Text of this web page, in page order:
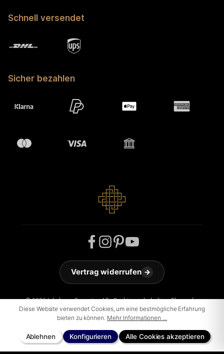
Schnell versendet
Sicher bezahlen
© 2026 Jakobson Carpets - Alle Rechte vorbehalten. Theme by
ThemeWare®
Vertrag widerrufen →
Diese Website verwendet Cookies, um eine bestmögliche Erfahrung
bieten zu können. Mehr Informationen ...
Ablehnen Konfigurieren Alle Cookies akzeptieren